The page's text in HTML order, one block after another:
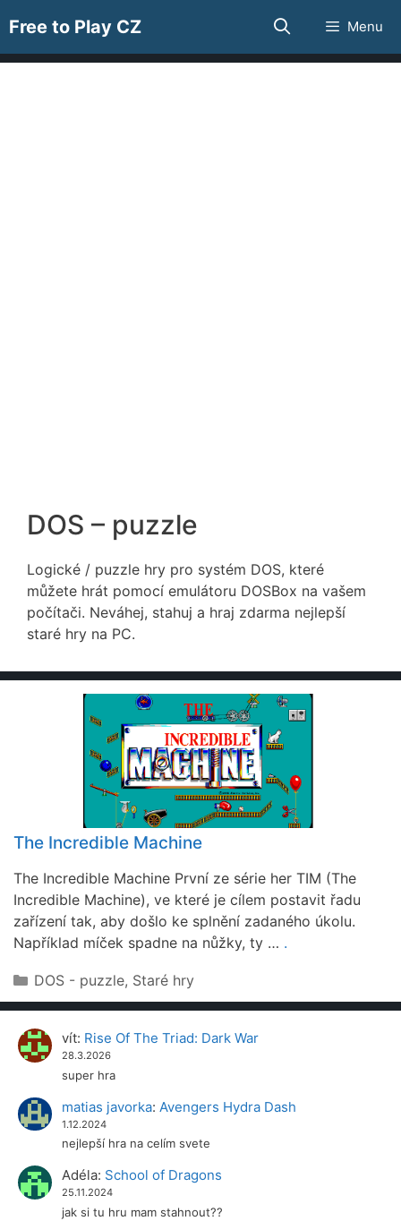
na
obsah
Free to Play CZ Menu
DOS – puzzle
Logické / puzzle hry pro systém DOS, které
můžete hrát pomocí emulátoru DOSBox na vašem
počítači. Neváhej, stahuj a hraj zdarma nejlepší
staré hry na PC.
The Incredible Machine
The Incredible Machine První ze série her TIM (The
Incredible Machine), ve které je cílem postavit řadu
zařízení tak, aby došlo ke splnění zadaného úkolu.
Například míček spadne na nůžky, ty … .
Rubriky
DOS - puzzle, Staré hry
vít: Rise Of The Triad: Dark War
28.3.2026
super hra
matias javorka: Avengers Hydra Dash
1.12.2024
nejlepší hra na celím svete
Adéla: School of Dragons
25.11.2024
jak si tu hru mam stahnout??